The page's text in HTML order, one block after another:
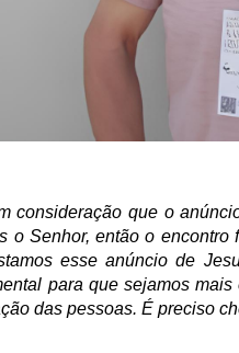
consideração que o
o Senhor, então o
esse anúncio de
para que sejamos
das pessoas. É preciso